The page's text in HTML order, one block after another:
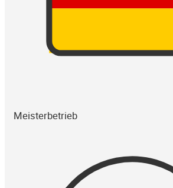
Meisterbetrieb